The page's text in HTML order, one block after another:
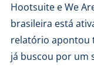
Hootsuite e We
brasileira está
relatório apontou
já buscou por um